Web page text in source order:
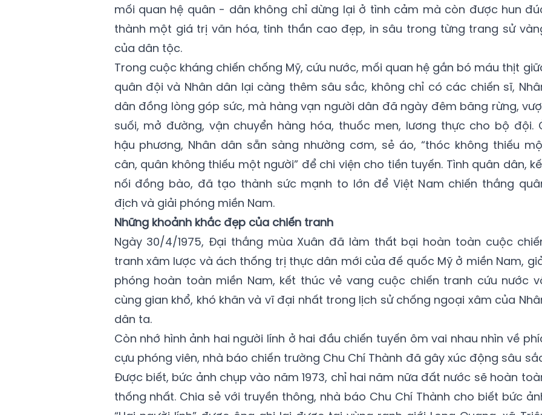
mối quan hệ quân - dân không chỉ dừng lại ở tình cảm mà còn được hun
thành một giá trị văn hóa, tinh thần cao đẹp, in sâu trong từng trang sử
của dân tộc.
Trong cuộc kháng chiến chống Mỹ, cứu nước, mối quan hệ gắn bó máu thịt
quân đội và Nhân dân lại càng thêm sâu sắc, không chỉ có các chiến sĩ,
dân đồng lòng góp sức, mà hàng vạn người dân đã ngày đêm băng rừng,
suối, mở đường, vận chuyển hàng hóa, thuốc men, lương thực cho bộ đội.
hậu phương, Nhân dân sẵn sàng nhường cơm, sẻ áo, “thóc không thiếu
cân, quân không thiếu một người” để chi viện cho tiền tuyến. Tình quân dân,
nối đồng bào, đã tạo thành sức mạnh to lớn để Việt Nam chiến thắng
địch và giải phóng miền Nam.
Những khoảnh khắc đẹp của chiến tranh
Ngày 30/4/1975, Đại thắng mùa Xuân đã làm thất bại hoàn toàn cuộc
tranh xâm lược và ách thống trị thực dân mới của đế quốc Mỹ ở miền Nam,
phóng hoàn toàn miền Nam, kết thúc vẻ vang cuộc chiến tranh cứu nước
cùng gian khổ, khó khăn và vĩ đại nhất trong lịch sử chống ngoại xâm của
dân ta.
Còn nhớ hình ảnh hai người lính ở hai đầu chiến tuyến ôm vai nhau nhìn về
cựu phóng viên, nhà báo chiến trường Chu Chí Thành đã gây xúc động sâu
Được biết, bức ảnh chụp vào năm 1973, chỉ hai năm nữa đất nước sẽ hoàn
thống nhất. Chia sẻ với truyền thông, nhà báo Chu Chí Thành cho biết bức